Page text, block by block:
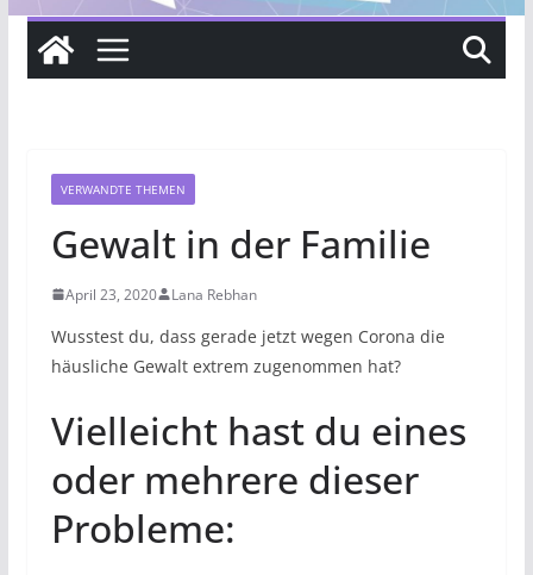
VERWANDTE THEMEN
Gewalt in der Familie
April 23, 2020 Lana Rebhan
Wusstest du, dass gerade jetzt wegen Corona die
häusliche Gewalt extrem zugenommen hat?
Vielleicht hast du eines
oder mehrere dieser
Probleme: